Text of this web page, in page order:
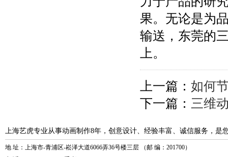
果。无论是为
输送，东莞的
上。
上一篇： 如何
下一篇： 三维
上海艺虎专业从事动画制作8年，创意设计、经验丰富、诚信服务，是
地 址：上海市-青浦区-崧泽大道6066弄36号楼三层 （邮 编：201700）